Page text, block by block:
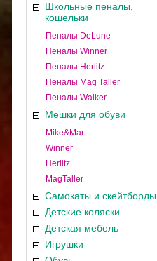
Школьные пеналы,
кошельки
Пеналы DeLune
Пеналы Winner
Пеналы Herlitz
Пеналы Mag Taller
Пеналы Walker
Мешки для обуви
Mike&Mar
Winner
Herlitz
MagTaller
Самокаты и скейтборды
Детские коляски
Детская мебель
Игрушки